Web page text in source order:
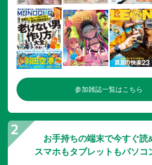
参加雑誌一覧はこちら
お手持ちの端末で今すぐ読
スマホもタブレットもパソコ